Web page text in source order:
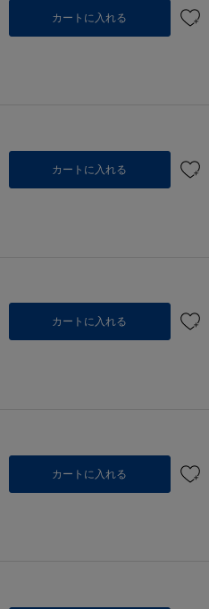
カートに入れる
カートに入れる
カートに入れる
カートに入れる